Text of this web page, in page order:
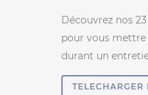
Découvrez nos
pour vous mettre
durant un
TELECHARGER